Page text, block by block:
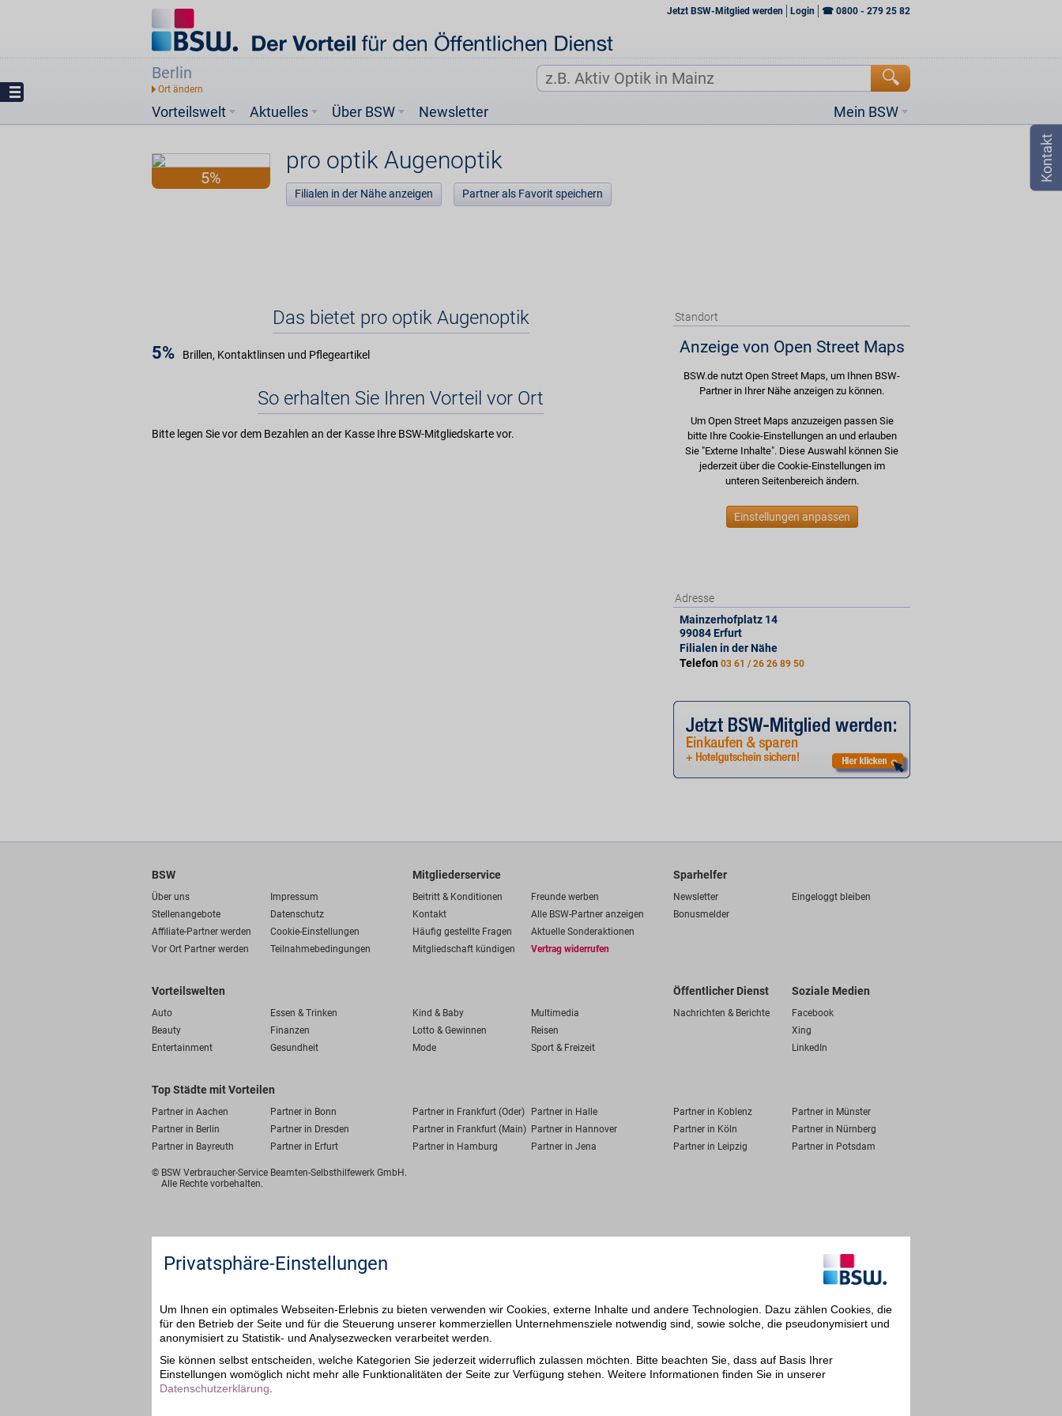
Jetzt BSW-Mitglied werden Login ☎ 0800 - 279 25 82
Berlin
Vorteilswelt Mein BSW
Aktuelles Über BSW Newsletter
5%
pro optik Augenoptik
Filialen in der Nähe anzeigen Partner als Favorit speichern
Das bietet pro optik Augenoptik
5% Brillen, Kontaktlinsen und Pflegeartikel
So erhalten Sie Ihren Vorteil vor Ort
Bitte legen Sie vor dem Bezahlen an der Kasse Ihre BSW-Mitgliedskarte vor.
Standort
Anzeige von Open Street Maps
BSW.de nutzt Open Street Maps, um Ihnen BSW-
Partner in Ihrer Nähe anzeigen zu können.
Um Open Street Maps anzuzeigen passen Sie
bitte Ihre Cookie-Einstellungen an und erlauben
Sie "Externe Inhalte". Diese Auswahl können Sie
jederzeit über die Cookie-Einstellungen im
unteren Seitenbereich ändern.
Einstellungen anpassen
Adresse
Mainzerhofplatz 14
99084 Erfurt
Filialen in der Nähe
Telefon 03 61 / 26 26 89 50
BSW
Über uns
Impressum
Stellenangebote
Datenschutz
Affiliate-Partner werden
Cookie-Einstellungen
Vor Ort Partner werden
Teilnahmebedingungen
Mitgliederservice
Beitritt & Konditionen
Freunde werben
Kontakt
Alle BSW-Partner anzeigen
Häufig gestellte Fragen
Aktuelle Sonderaktionen
Mitgliedschaft kündigen
Vertrag widerrufen
Sparhelfer
Newsletter
Eingeloggt bleiben
Bonusmelder
Vorteilswelten
Auto Essen & Trinken Kind & Baby
Multimedia
Beauty
Finanzen Lotto & Gewinnen
Reisen
Entertainment
Gesundheit Mode Sport & Freizeit
Öffentlicher Dienst
Nachrichten & Berichte
Soziale Medien
Facebook
Xing
LinkedIn
Top Städte mit Vorteilen
Partner in Aachen Partner in Bonn Partner in Frankfurt (Oder) Partner in Halle Partner in Koblenz
Partner in Münster
Partner in Berlin
Partner in Dresden Partner in Frankfurt (Main) Partner in Hannover Partner in Köln
Partner in Nürnberg
Partner in Bayreuth
Partner in Erfurt Partner in Hamburg Partner in Jena Partner in Leipzig Partner in Potsdam
© BSW Verbraucher-Service Beamten-Selbsthilfewerk GmbH.
Alle Rechte vorbehalten.
Privatsphäre-Einstellungen
Um Ihnen ein optimales Webseiten-Erlebnis zu bieten verwenden wir Cookies, externe Inhalte und andere Technologien. Dazu zählen Cookies, die
für den Betrieb der Seite und für die Steuerung unserer kommerziellen Unternehmensziele notwendig sind, sowie solche, die pseudonymisiert und
anonymisiert zu Statistik- und Analysezwecken verarbeitet werden.
Sie können selbst entscheiden, welche Kategorien Sie jederzeit widerruflich zulassen möchten. Bitte beachten Sie, dass auf Basis Ihrer
Einstellungen womöglich nicht mehr alle Funktionalitäten der Seite zur Verfügung stehen. Weitere Informationen finden Sie in unserer
Datenschutzerklärung